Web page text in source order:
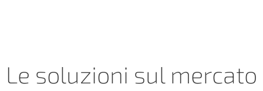
Le soluzioni sul mercato